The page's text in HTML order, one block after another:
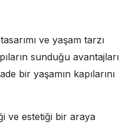
ve yaşam tarzı
sunduğu avantajları
bir yaşamın kapılarını
ve estetiği bir araya